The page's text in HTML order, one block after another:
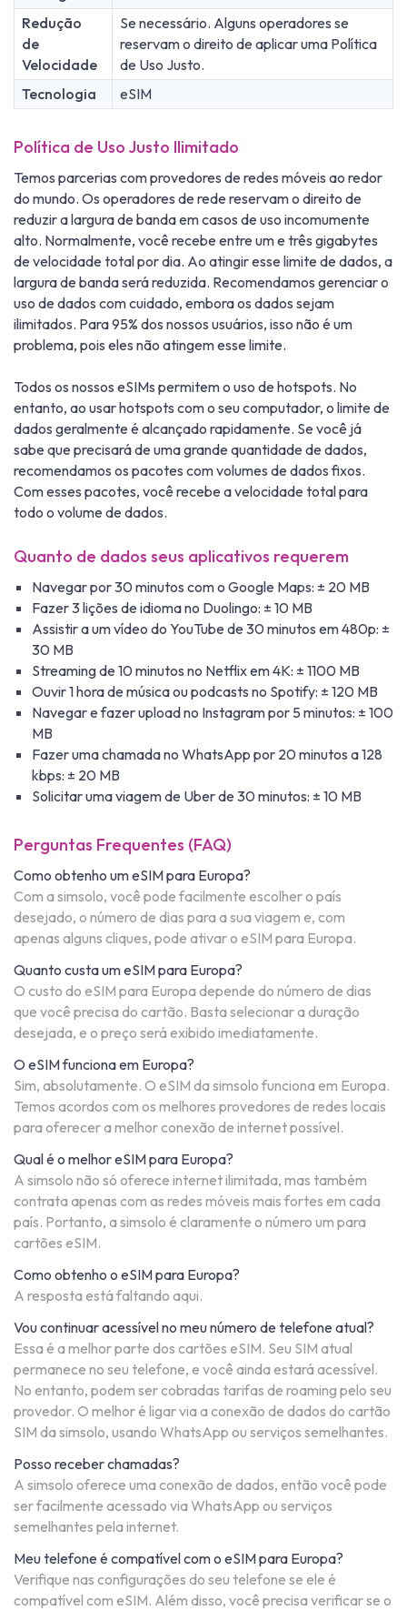
Redução
de
Velocidade
Se necessário. Alguns operadores se
reservam o direito de aplicar uma Política
de Uso Justo.
Tecnologia
eSIM
Política de Uso Justo Ilimitado
Temos parcerias com provedores de redes móveis ao redor
do mundo. Os operadores de rede reservam o direito de
reduzir a largura de banda em casos de uso incomumente
alto. Normalmente, você recebe entre um e três gigabytes
de velocidade total por dia. Ao atingir esse limite de dados, a
largura de banda será reduzida. Recomendamos gerenciar o
uso de dados com cuidado, embora os dados sejam
ilimitados. Para 95% dos nossos usuários, isso não é um
problema, pois eles não atingem esse limite.
Todos os nossos eSIMs permitem o uso de hotspots. No
entanto, ao usar hotspots com o seu computador, o limite de
dados geralmente é alcançado rapidamente. Se você já
sabe que precisará de uma grande quantidade de dados,
recomendamos os pacotes com volumes de dados fixos.
Com esses pacotes, você recebe a velocidade total para
todo o volume de dados.
Quanto de dados seus aplicativos requerem
Navegar por 30 minutos com o Google Maps: ± 20 MB
Fazer 3 lições de idioma no Duolingo: ± 10 MB
Assistir a um vídeo do YouTube de 30 minutos em 480p: ±
30 MB
Streaming de 10 minutos no Netflix em 4K: ± 1100 MB
Ouvir 1 hora de música ou podcasts no Spotify: ± 120 MB
Navegar e fazer upload no Instagram por 5 minutos: ± 100
MB
Fazer uma chamada no WhatsApp por 20 minutos a 128
kbps: ± 20 MB
Solicitar uma viagem de Uber de 30 minutos: ± 10 MB
Perguntas Frequentes (FAQ)
Como obtenho um eSIM para Europa?
Com a simsolo, você pode facilmente escolher o país
desejado, o número de dias para a sua viagem e, com
apenas alguns cliques, pode ativar o eSIM para Europa.
Quanto custa um eSIM para Europa?
O custo do eSIM para Europa depende do número de dias
que você precisa do cartão. Basta selecionar a duração
desejada, e o preço será exibido imediatamente.
O eSIM funciona em Europa?
Sim, absolutamente. O eSIM da simsolo funciona em Europa.
Temos acordos com os melhores provedores de redes locais
para oferecer a melhor conexão de internet possível.
Qual é o melhor eSIM para Europa?
A simsolo não só oferece internet ilimitada, mas também
contrata apenas com as redes móveis mais fortes em cada
país. Portanto, a simsolo é claramente o número um para
cartões eSIM.
Como obtenho o eSIM para Europa?
A resposta está faltando aqui.
Vou continuar acessível no meu número de telefone atual?
Essa é a melhor parte dos cartões eSIM. Seu SIM atual
permanece no seu telefone, e você ainda estará acessível.
No entanto, podem ser cobradas tarifas de roaming pelo seu
provedor. O melhor é ligar via a conexão de dados do cartão
SIM da simsolo, usando WhatsApp ou serviços semelhantes.
Posso receber chamadas?
A simsolo oferece uma conexão de dados, então você pode
ser facilmente acessado via WhatsApp ou serviços
semelhantes pela internet.
Meu telefone é compatível com o eSIM para Europa?
Verifique nas configurações do seu telefone se ele é
compatível com eSIM. Além disso, você precisa verificar se o